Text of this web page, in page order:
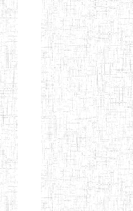
ENIEG
MODERNE
SAINTE MARIE
ENIEG PRIVEE
BILINGUE LES
BOSONS
ENIEG BILINGUE
LE NORMALIEN
CITOYEN